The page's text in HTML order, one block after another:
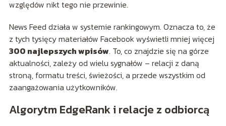
względów nikt tego nie przewinie.
News Feed działa w systemie rankingowym. Oznacza to, że
z tych tysięcy materiałów Facebook wyświetli mniej więcej
300 najlepszych wpisów. To, co znajdzie się na górze
aktualności, zależy od wielu sygnałów – relacji z daną
stroną, formatu treści, świeżości, a przede wszystkim od
zaangażowania użytkowników.
Algorytm EdgeRank i relacje z odbiorcą